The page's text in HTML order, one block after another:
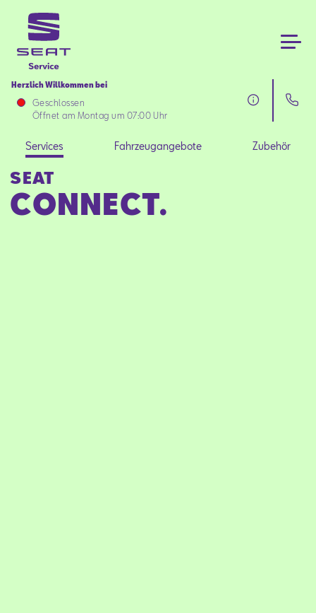
Herzlich Willkommen bei
Geschlossen
Öffnet am Montag um 07:00 Uhr
Services
Fahrzeugangebote
Zubehör
Services Fahrzeugangebote Zubehör
SEAT
CONNECT.